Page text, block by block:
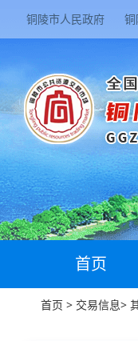
铜陵市人民政府
首页
首页 > 交易信息>